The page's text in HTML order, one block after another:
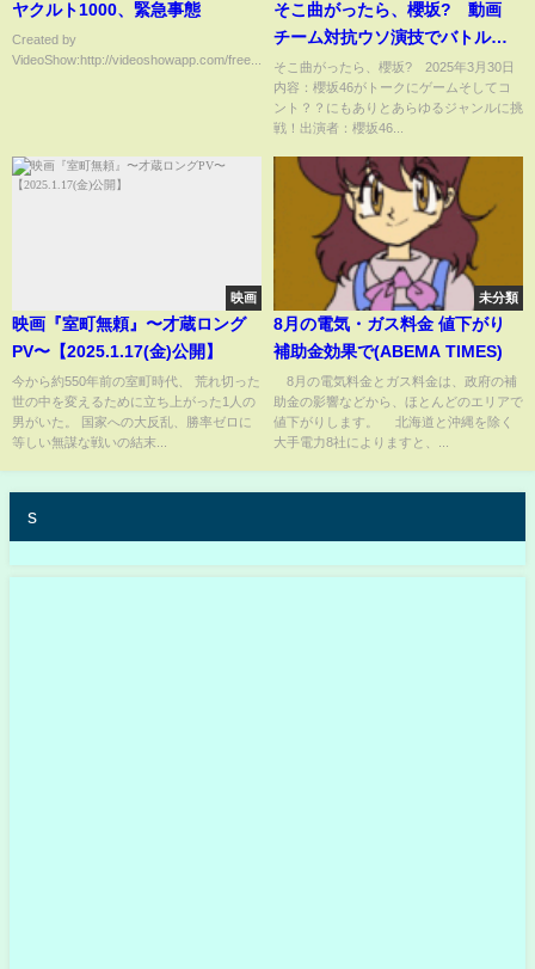
ヤクルト1000、緊急事態
Created by
VideoShow:http://videoshowapp.com/free...
そこ曲がったら、櫻坂? 動画
チーム対抗ウソ演技でバトル 3
月30日
そこ曲がったら、櫻坂? 2025年3月30日
内容：櫻坂46がトークにゲームそしてコ
ント？？にもありとあらゆるジャンルに挑
戦！出演者：櫻坂46...
映画
映画『室町無頼』〜才蔵ロング
PV〜【2025.1.17(金)公開】
今から約550年前の室町時代、 荒れ切った
世の中を変えるために立ち上がった1人の
男がいた。 国家への大反乱、勝率ゼロに
等しい無謀な戦いの結末...
未分類
8月の電気・ガス料金 値下がり
補助金効果で(ABEMA TIMES)
8月の電気料金とガス料金は、政府の補
助金の影響などから、ほとんどのエリアで
値下がりします。 北海道と沖縄を除く
大手電力8社によりますと、...
s